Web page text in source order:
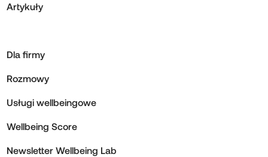
Artykuły
Dla firmy
Rozmowy
Usługi wellbeingowe
Wellbeing Score
Newsletter Wellbeing Lab